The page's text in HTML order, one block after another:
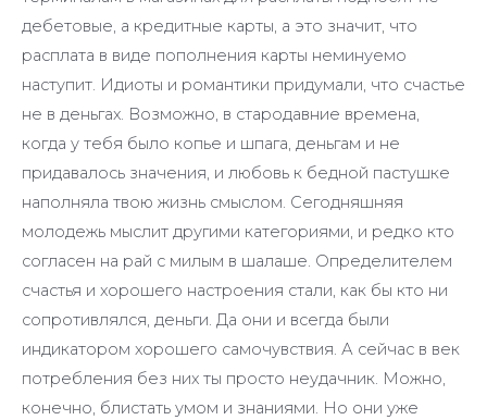
дебетовые, а кредитные карты, а это значит, что
расплата в виде пополнения карты неминуемо
наступит. Идиоты и романтики придумали, что счастье
не в деньгах. Возможно, в стародавние времена,
когда у тебя было копье и шпага, деньгам и не
придавалось значения, и любовь к бедной пастушке
наполняла твою жизнь смыслом. Сегодняшняя
молодежь мыслит другими категориями, и редко кто
согласен на рай с милым в шалаше. Определителем
счастья и хорошего настроения стали, как бы кто ни
сопротивлялся, деньги. Да они и всегда были
индикатором хорошего самочувствия. А сейчас в век
потребления без них ты просто неудачник. Можно,
конечно, блистать умом и знаниями. Но они уже